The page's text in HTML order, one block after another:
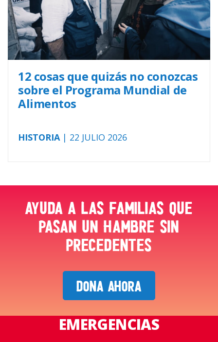
12 cosas que quizás no conozcas
sobre el Programa Mundial de
Alimentos
HISTORIA| 22 JULIO 2026
Ayuda a las familias que
pasan un hambre sin
precedentes
DONA AHORA
EMERGENCIAS